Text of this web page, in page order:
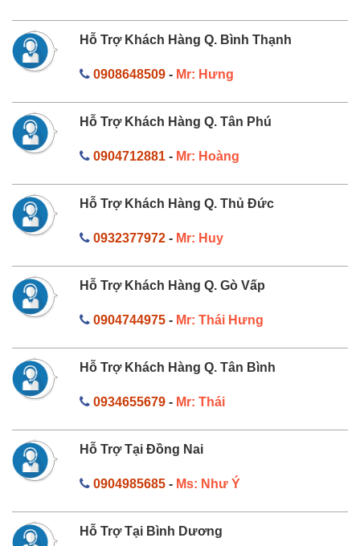
Hỗ Trợ Khách Hàng Q. Bình Thạnh
0908648509- Mr: Hưng
Hỗ Trợ Khách Hàng Q. Tân Phú
0904712881- Mr: Hoàng
Hỗ Trợ Khách Hàng Q. Thủ Đức
0932377972- Mr: Huy
Hỗ Trợ Khách Hàng Q. Gò Vấp
0904744975- Mr: Thái Hưng
Hỗ Trợ Khách Hàng Q. Tân Bình
0934655679- Mr: Thái
Hỗ Trợ Tại Đồng Nai
0904985685- Ms: Như Ý
Hỗ Trợ Tại Bình Dương